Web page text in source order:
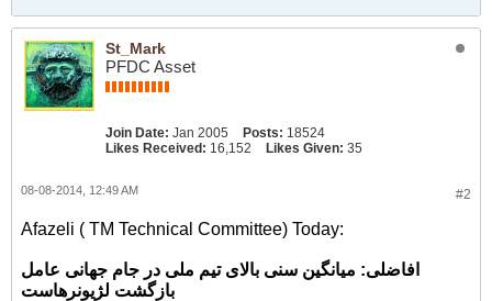
St_Mark
PFDC Asset
Join Date: Jan 2005 Posts: 18524
Likes Received: 16,152 Likes Given: 35
#2
08-08-2014, 12:49 AM
Afazeli ( TM Technical Committee) Today:
افاضلی: میانگین سنی بالای تیم ملی در جام جهانی عامل
بازگشت لژیونرهاست